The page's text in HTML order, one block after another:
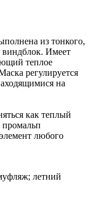
из тонкого,
виндблок. Имеет
теплое
регулируется
на
как теплый
любого
летний